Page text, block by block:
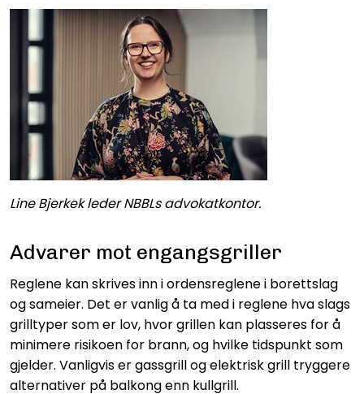
Line Bjerkek leder NBBLs advokatkontor.
Advarer mot engangsgriller
Reglene kan skrives inn i ordensreglene i borettslag
og sameier. Det er vanlig å ta med i reglene hva slags
grilltyper som er lov, hvor grillen kan plasseres for å
minimere risikoen for brann, og hvilke tidspunkt som
gjelder. Vanligvis er gassgrill og elektrisk grill tryggere
alternativer på balkong enn kullgrill.